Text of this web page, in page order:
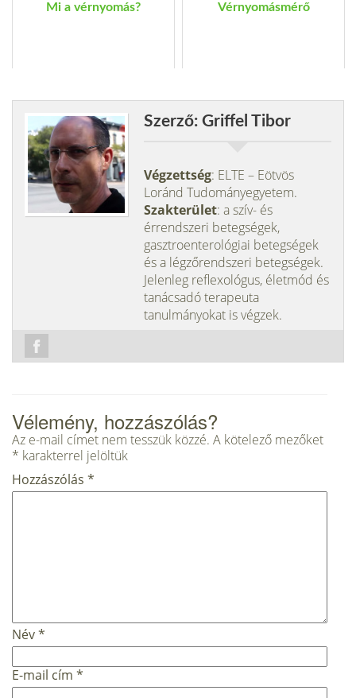
Mi a vérnyomás? Vérnyomásmérő
Szerző: Griffel Tibor
Végzettség: ELTE – Eötvös
Loránd Tudományegyetem.
Szakterület: a szív- és
érrendszeri betegségek,
gasztroenterológiai betegségek
és a légzőrendszeri betegségek.
Jelenleg reflexológus, életmód és
tanácsadó terapeuta
tanulmányokat is végzek.
Vélemény, hozzászólás?
Az e-mail címet nem tesszük közzé. A kötelező mezőket
* karakterrel jelöltük
Hozzászólás *
Név*
E-mail cím *